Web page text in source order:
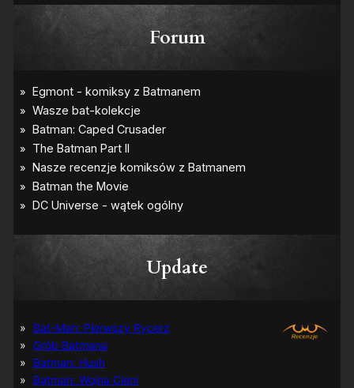
Forum
Update
Bat-Man: Pierwszy Rycerz
Grób Batmana
Batman: Hush
Batman: Wojna Cieni